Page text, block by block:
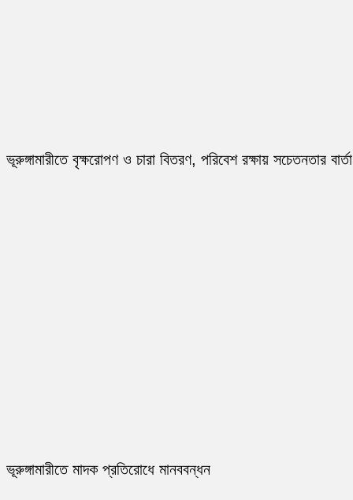
ভূরুঙ্গামারীতে বৃক্ষরোপণ ও চারা বিতরণ, পরিবেশ রক্ষায় সচেতনতার বার্তা
ভূরুঙ্গামারীতে মাদক প্রতিরোধে মানববন্ধন